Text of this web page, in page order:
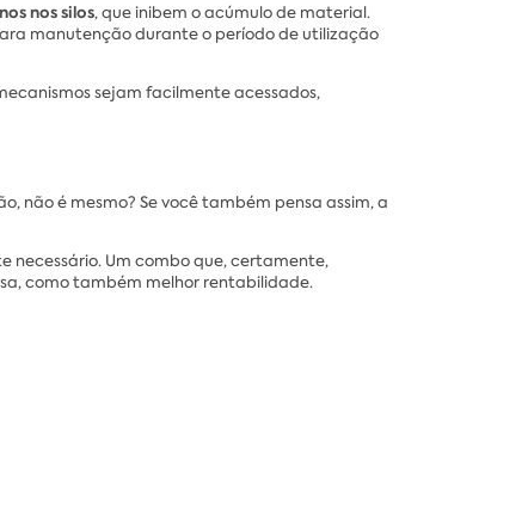
nos silos, que inibem o acúmulo de material.
manutenção durante o período de utilização
sejam facilmente acessados,
não é mesmo? Se você também pensa assim, a
necessário. Um combo que, certamente,
como também melhor rentabilidade.